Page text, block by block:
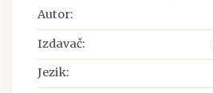
Autor:
Izdavač:
Jezik: